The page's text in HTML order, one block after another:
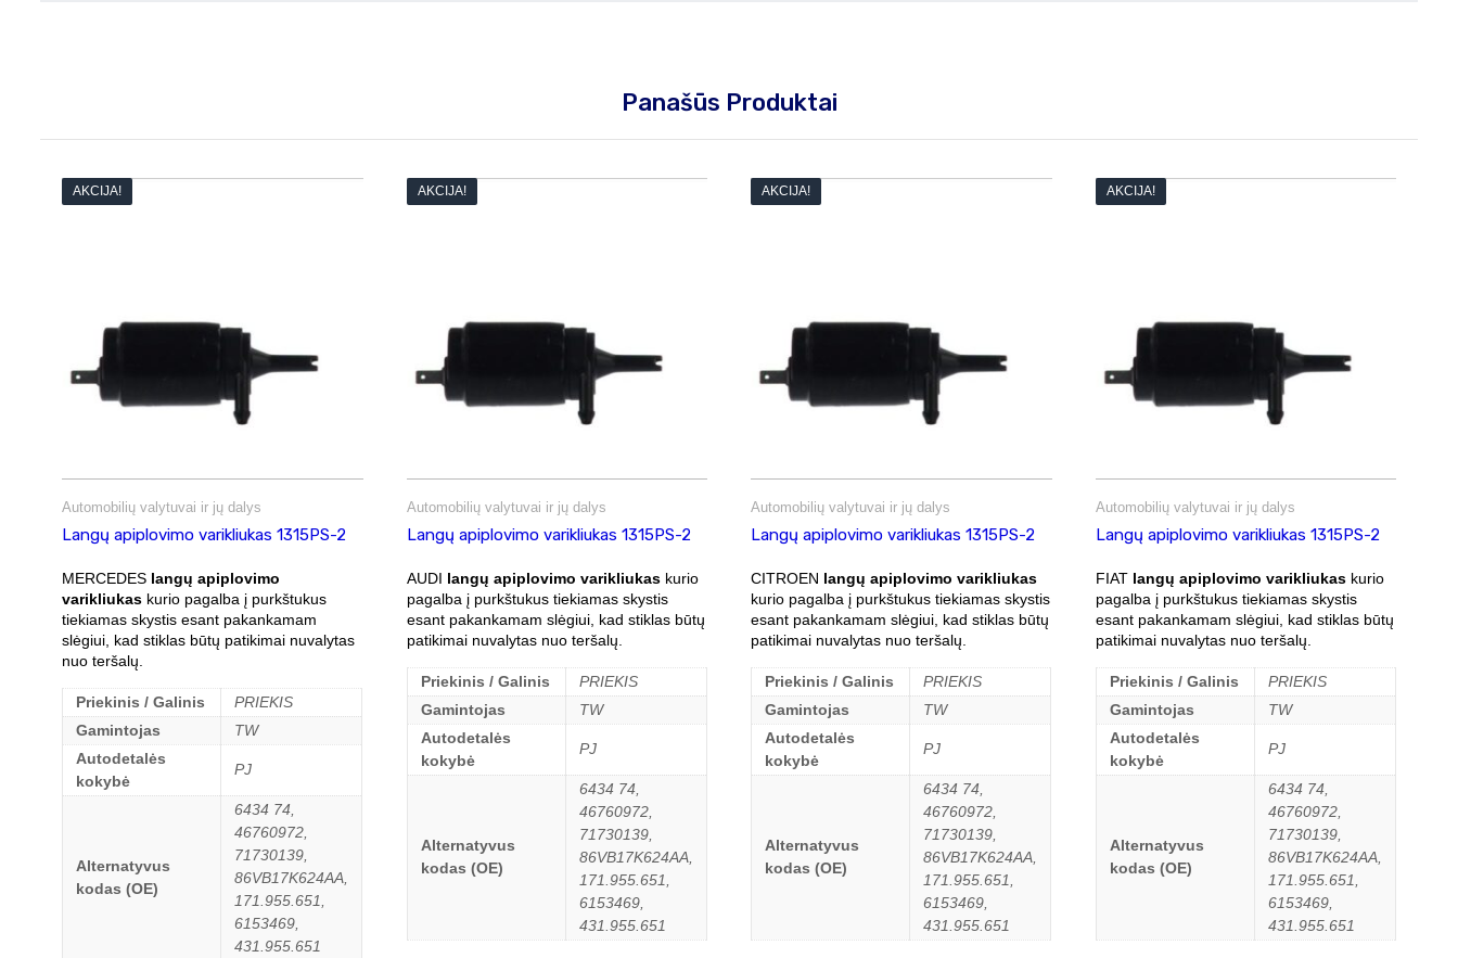
Panašūs Produktai
AKCIJA!
Automobilių valytuvai ir jų dalys
Langų apiplovimo varikliukas 1315PS-2
MERCEDES langų apiplovimo
varikliukas kurio pagalba į purkštukus
tiekiamas skystis esant pakankamam
slėgiui, kad stiklas būtų patikimai nuvalytas
nuo teršalų.
Priekinis / Galinis
PRIEKIS
Gamintojas
TW
Autodetalės
kokybė
PJ
Alternatyvus
kodas (OE)
6434 74,
46760972,
71730139,
86VB17K624AA,
171.955.651,
6153469,
431.955.651
AKCIJA!
Automobilių valytuvai ir jų dalys
Langų apiplovimo varikliukas 1315PS-2
AUDI langų apiplovimo varikliukaskurio
pagalba į purkštukus tiekiamas skystis
esant pakankamam slėgiui, kad stiklas būtų
patikimai nuvalytas nuo teršalų.
Priekinis / Galinis
PRIEKIS
Gamintojas
TW
Autodetalės
kokybė
PJ
Alternatyvus
kodas (OE)
6434 74,
46760972,
71730139,
86VB17K624AA,
171.955.651,
6153469,
431.955.651
AKCIJA!
Automobilių valytuvai ir jų dalys
Langų apiplovimo varikliukas 1315PS-2
CITROEN langų apiplovimo varikliukas
kurio pagalba į purkštukus tiekiamas skystis
esant pakankamam slėgiui, kad stiklas būtų
patikimai nuvalytas nuo teršalų.
Priekinis / Galinis
PRIEKIS
Gamintojas
TW
Autodetalės
kokybė
PJ
Alternatyvus
kodas (OE)
6434 74,
46760972,
71730139,
86VB17K624AA,
171.955.651,
6153469,
431.955.651
AKCIJA!
Automobilių valytuvai ir jų dalys
Langų apiplovimo varikliukas 1315PS-2
FIAT langų apiplovimo varikliukaskurio
pagalba į purkštukus tiekiamas skystis
esant pakankamam slėgiui, kad stiklas būtų
patikimai nuvalytas nuo teršalų.
Priekinis / Galinis
PRIEKIS
Gamintojas
TW
Autodetalės
kokybė
PJ
Alternatyvus
kodas (OE)
6434 74,
46760972,
71730139,
86VB17K624AA,
171.955.651,
6153469,
431.955.651